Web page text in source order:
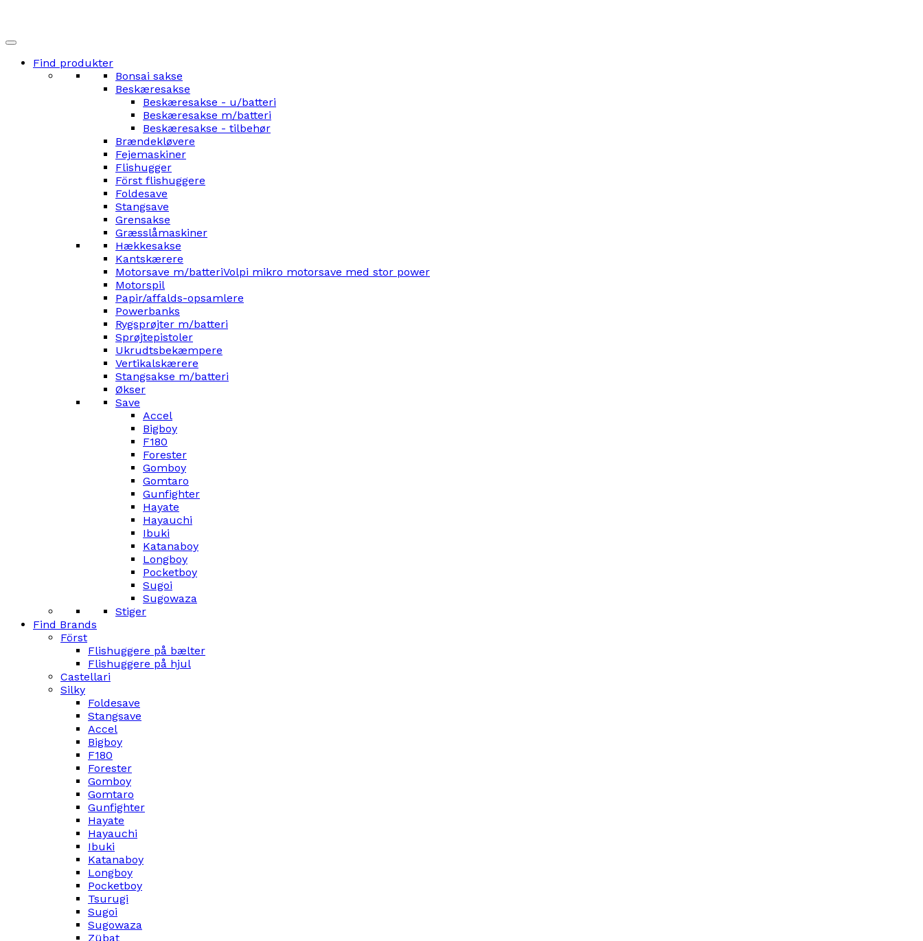
Find produkter
Bonsai sakse
Beskæresakse
Beskæresakse - u/batteri
Beskæresakse m/batteri
Beskæresakse - tilbehør
Brændekløvere
Fejemaskiner
Flishugger
Först flishuggere
Foldesave
Stangsave
Grensakse
Græsslåmaskiner
Hækkesakse
Kantskærere
Motorsave m/batteriVolpi mikro motorsave med stor power
Motorspil
Papir/affalds-opsamlere
Powerbanks
Rygsprøjter m/batteri
Sprøjtepistoler
Ukrudtsbekæmpere
Vertikalskærere
Stangsakse m/batteri
Økser
Save
Accel
Bigboy
F180
Forester
Gomboy
Gomtaro
Gunfighter
Hayate
Hayauchi
Ibuki
Katanaboy
Longboy
Pocketboy
Sugoi
Sugowaza
Stiger
Find Brands
Först
Flishuggere på bælter
Flishuggere på hjul
Castellari
Silky
Foldesave
Stangsave
Accel
Bigboy
F180
Forester
Gomboy
Gomtaro
Gunfighter
Hayate
Hayauchi
Ibuki
Katanaboy
Longboy
Pocketboy
Tsurugi
Sugoi
Sugowaza
Zübat